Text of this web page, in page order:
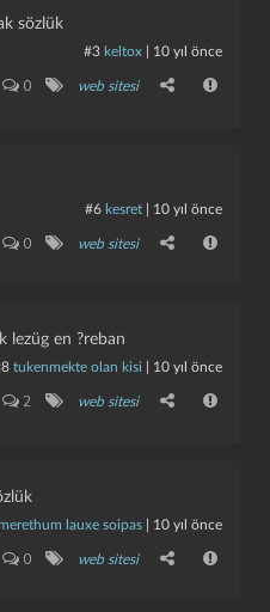
sözlük
#3 keltox 10 yıl önce
0 web sitesi
#6 kesret 10 yıl önce
0 web sitesi
lezüg en ?reban
tukenmekte olan kisi 10 yıl önce
2 web sitesi
lauxe soipas 10 yıl önce
0 web sitesi